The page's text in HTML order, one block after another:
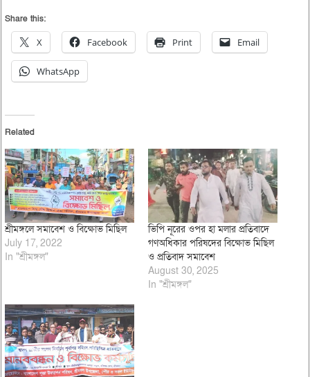
Share this:
X Facebook Print Email
WhatsApp
Related
শ্রীমঙ্গলে সমাবেশ ও বিক্ষোভ মিছিল
July 17, 2022
In "শ্রীমঙ্গল"
ভিপি নূরের ওপর হা মলার প্রতিবাদে
গণঅধিকার পরিষদের বিক্ষোভ মিছিল
ও প্রতিবাদ সমাবেশ
August 30, 2025
In "শ্রীমঙ্গল"